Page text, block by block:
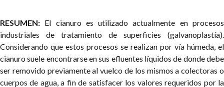
RESUMEN: El cianuro es utilizado actualmente en procesos
industriales de tratamiento de superficies (galvanoplastía).
Considerando que estos procesos se realizan por vía húmeda, el
cianuro suele encontrarse en sus efluentes líquidos de donde debe
ser removido previamente al vuelco de los mismos a colectoras o
cuerpos de agua, a fin de satisfacer los valores requeridos por la